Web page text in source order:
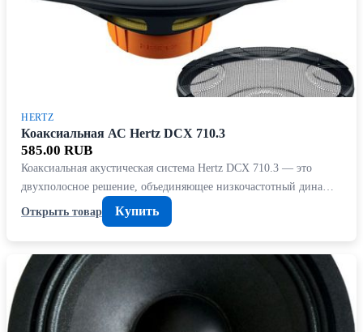
HERTZ
Коаксиальная АС Hertz DCX 710.3
585.00 RUB
Коаксиальная акустическая система Hertz DCX 710.3 — это
двухполосное решение, объединяющее низкочастотный дина…
Открыть товар
Купить